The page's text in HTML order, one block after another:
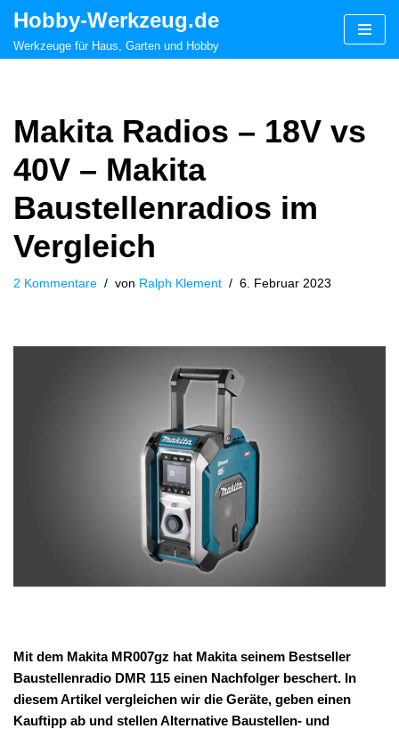
Zum
Hobby-Werkzeug.de
Werkzeuge für Haus, Garten und Hobby
Makita Radios – 18V vs
40V – Makita
Baustellenradios im
Vergleich
2 Kommentare von Ralph Klement 6. Februar 2023
Mit dem Makita MR007gz hat Makita seinem Bestseller
Baustellenradio DMR 115 einen Nachfolger beschert. In
diesem Artikel vergleichen wir die Geräte, geben einen
Kauftipp ab und stellen Alternative Baustellen- und